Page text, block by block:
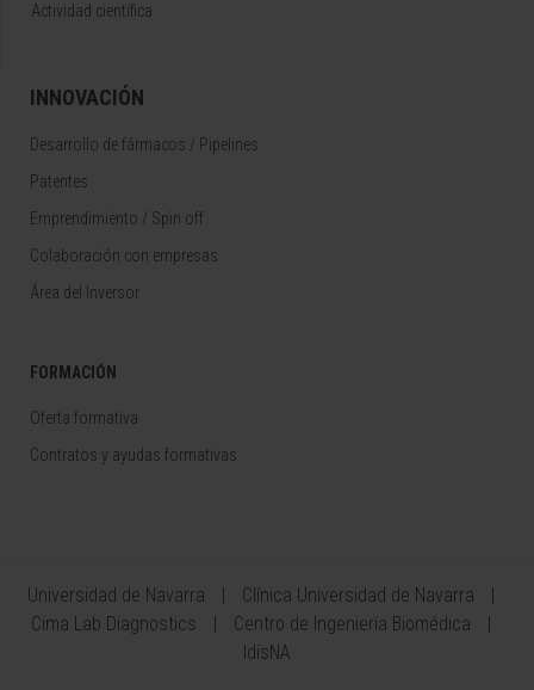
Actividad científica
INNOVACIÓN
Desarrollo de fármacos / Pipelines
Patentes
Emprendimiento / Spin off
Colaboración con empresas
Área del Inversor
FORMACIÓN
Oferta formativa
Contratos y ayudas formativas
Universidad de Navarra
Clínica Universidad de Navarra
Cima Lab Diagnostics
Centro de Ingeniería Biomédica
IdisNA